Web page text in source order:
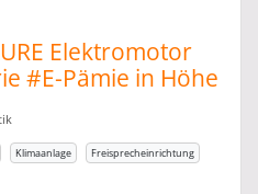
Elektromotor
#E-Pämie in Höhe
Klimaanlage
Freisprecheinrichtung